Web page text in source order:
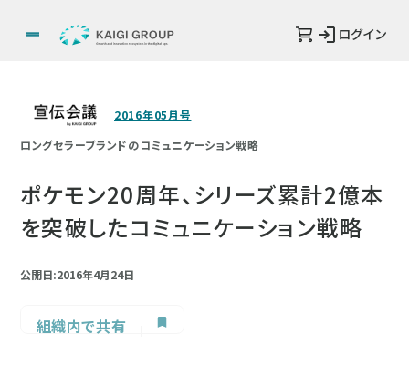
ログイン
2016年05月号
ロングセラーブランドのコミュニケーション戦略
ポケモン20周年、シリーズ累計2億本
を突破したコミュニケーション戦略
公開日:2016年4月24日
組織内で共有